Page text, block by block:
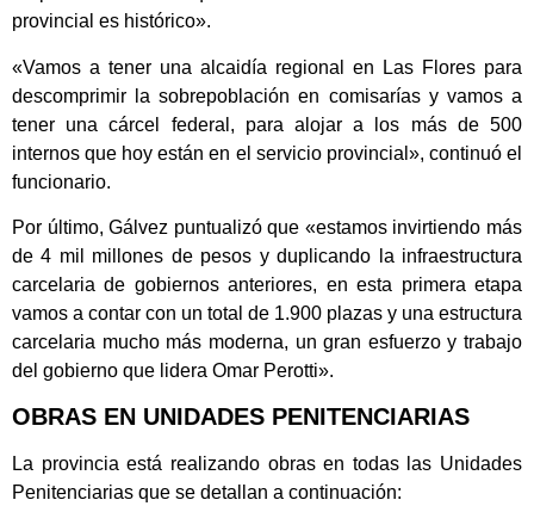
provincial es histórico».
«Vamos a tener una alcaidía regional en Las Flores para
descomprimir la sobrepoblación en comisarías y vamos a
tener una cárcel federal, para alojar a los más de 500
internos que hoy están en el servicio provincial», continuó el
funcionario.
Por último, Gálvez puntualizó que «estamos invirtiendo más
de 4 mil millones de pesos y duplicando la infraestructura
carcelaria de gobiernos anteriores, en esta primera etapa
vamos a contar con un total de 1.900 plazas y una estructura
carcelaria mucho más moderna, un gran esfuerzo y trabajo
del gobierno que lidera Omar Perotti».
OBRAS EN UNIDADES PENITENCIARIAS
La provincia está realizando obras en todas las Unidades
Penitenciarias que se detallan a continuación: